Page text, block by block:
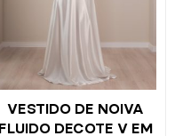
VESTIDO DE NOIVA
FLUIDO DECOTE V EM